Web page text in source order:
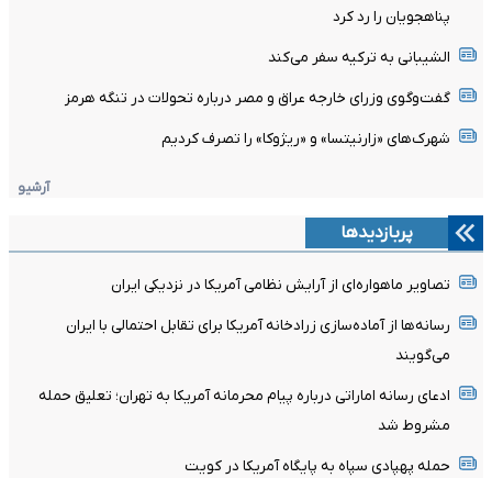
پناهجویان را رد کرد
الشیبانی به ترکیه سفر می‌کند
گفت‌وگوی وزرای خارجه عراق و مصر درباره تحولات در تنگه هرمز
شهرک‌های «زارنیتسا» و «ریژوکا» را تصرف کردیم
آرشیو
پربازدیدها
تصاویر ماهواره‌ای از آرایش نظامی آمریکا در نزدیکی ایران
رسانه‌ها از آماده‌سازی زرادخانه آمریکا برای تقابل احتمالی با ایران
می‌گویند
ادعای رسانه اماراتی درباره پیام محرمانه آمریکا به تهران؛ تعلیق حمله
مشروط شد
حمله پهپادی سپاه به پایگاه آمریکا در کویت